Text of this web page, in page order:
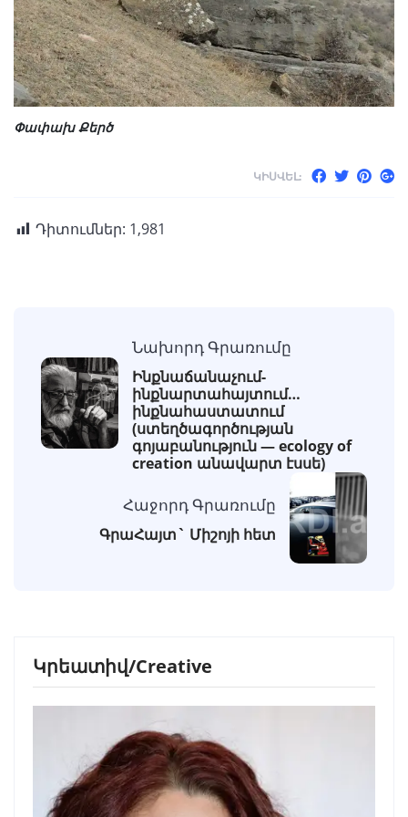
Փափախ Քերծ
ԿԻՍՎԵԼ:
Դիտումներ: 1,981
Նախորդ Գրառումը
Ինքնաճանաչում-
ինքնարտահայտում…
ինքնահաստատում
(ստեղծագործության
գոյաբանություն — ecology of
creation անավարտ էսսե)
Հաջորդ Գրառումը
ԳրաՀայտ` Միշոյի հետ
Կրեատիվ/Creative